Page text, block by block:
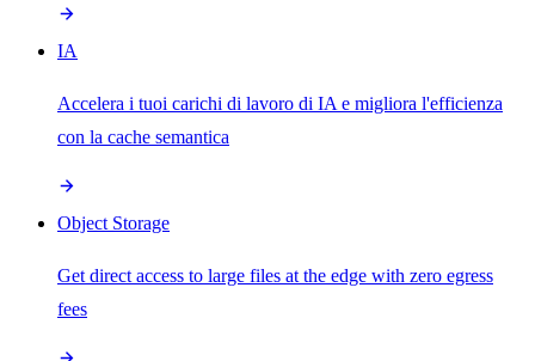
IA
Accelera i tuoi carichi di lavoro di IA e migliora l'efficienza
con la cache semantica
Object Storage
Get direct access to large files at the edge with zero egress
fees